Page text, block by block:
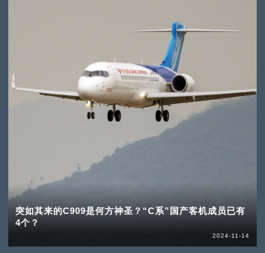
突如其来的C909是何方神圣？“C系”国产客机成员已有
4个？
2024-11-14